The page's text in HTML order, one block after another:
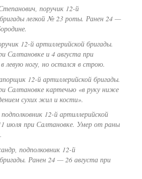
поручик 12-й
легкой № 23 роты. Ранен 24 —
12-й артиллерийской бригады.
Салтановке и 4 августа при
левую ногу, но остался в строю.
12-й артиллерийской бригады.
Салтановке картечью «в руку ниже
сухих жил и кости».
12-й артиллерийской
июля при Салтановке. Умер от раны
подполковник 12-й
Ранен 24 — 26 августа при